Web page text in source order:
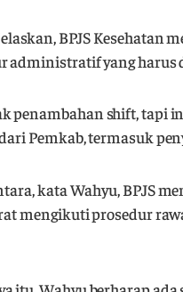
BPJS Kesehatan
administratif yang
penambahan shift,
Pemkab, termasuk
kata Wahyu, BPJS
mengikuti prosedur